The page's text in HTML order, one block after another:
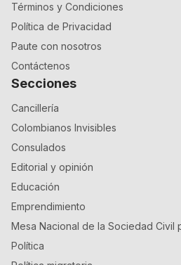
Términos y Condiciones
Política de Privacidad
Paute con nosotros
Contáctenos
Secciones
Cancillería
Colombianos Invisibles
Consulados
Editorial y opinión
Educación
Emprendimiento
Mesa Nacional de la Sociedad Civil
Política